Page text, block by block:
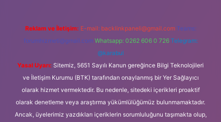
Reklam ve İletişim: E-mail: backlinkpaneli@gmail.com Teams:
forumhizmeti@gmail.com Whatsapp: 0262 606 0 726 Telegram:
@karabul
Yasal Uyarı: Sitemiz, 5651 Sayılı Kanun gereğince Bilgi Teknolojileri
ve İletişim Kurumu (BTK) tarafından onaylanmış bir Yer Sağlayıcı
olarak hizmet vermektedir. Bu nedenle, sitedeki içerikleri proaktif
olarak denetleme veya araştırma yükümlülüğümüz bulunmamaktadır.
Ancak, üyelerimiz yazdıkları içeriklerin sorumluluğunu taşımakta olup,